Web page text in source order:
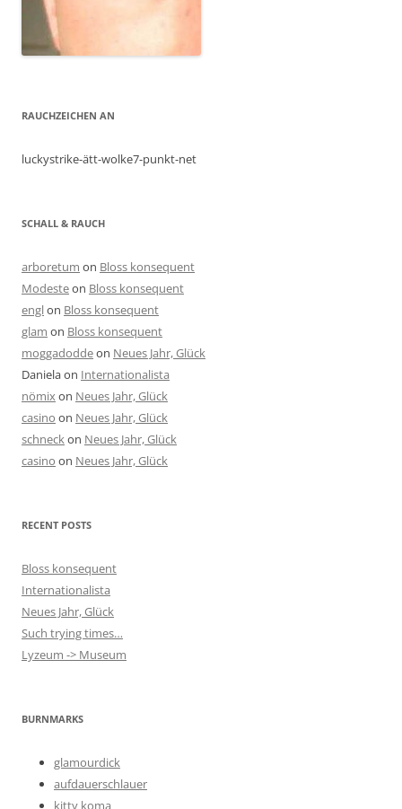
RAUCHZEICHEN AN
luckystrike-ätt-wolke7-punkt-net
SCHALL & RAUCH
arboretum on Bloss konsequent
Modesteon Bloss konsequent
englon Bloss konsequent
glam on Bloss konsequent
moggadoddeon Neues Jahr, Glück
Danielaon Internationalista
nömixon Neues Jahr, Glück
casino on Neues Jahr, Glück
schneckon Neues Jahr, Glück
casino on Neues Jahr, Glück
RECENT POSTS
Bloss konsequent
Internationalista
Neues Jahr, Glück
Such trying times…
Lyzeum -> Museum
BURNMARKS
glamourdick
aufdauerschlauer
kitty koma